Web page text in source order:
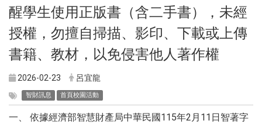
醒學生使用正版書（含二手書），未經
授權，勿擅自掃描、影印、下載或上傳
書籍、教材，以免侵害他人著作權
2026-02-23 呂宜龍
智財訊息 首頁校園活動
一、 依據經濟部智慧財產局中華民國115年2月11日智著字